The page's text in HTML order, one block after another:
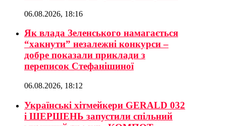
06.08.2026, 18:16
Як влада Зеленського намагається
“хакнути” незалежні конкурси –
добре показали приклади з
переписок Стефанішиної
06.08.2026, 18:12
Українські хітмейкери GERALD 032
і ШЕРШЕНЬ запустили спільний